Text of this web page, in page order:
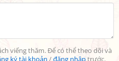
viếng thăm. Để có thể theo dõi và
ký tài khoản /đăng nhậptrước.